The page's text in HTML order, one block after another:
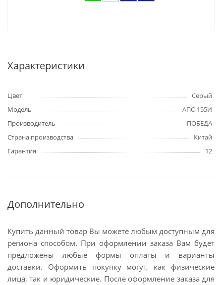
Характеристики
Цвет
Серый
Модель
АПС-155И
Производитель
ПОБЕДА
Страна производства
Китай
Гарантия
12
Дополнительно
Купить данный товар Вы можете любым доступным для
региона способом. При оформлении заказа Вам будет
предложены любые формы оплаты и варианты
доставки. Оформить покупку могут, как физические
лица, так и юридические. После оформление заказа для